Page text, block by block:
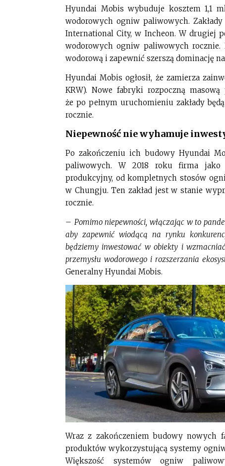
Hyundai Mobis wybuduje kosztem 1,1
wodorowych ogniw paliwowych.
International City, w Incheon. W drugiej
wodorowych ogniw paliwowych
wodorową i zapewnić szerszą dominację
Hyundai Mobis ogłosił, że zamierza
KRW). Nowe fabryki rozpoczną
że po pełnym uruchomieniu zakłady
rocznie.
Niepewność nie wyhamuje
Po zakończeniu ich budowy Hyundai
paliwowych. W 2018 roku firma jako
produkcyjny, od kompletnych stosów
w Chungju. Ten zakład jest w stanie
rocznie.
– Pomimo niepewności, włączając w to
aby zapewnić wiodącą na rynku
będziemy inwestować w obiekty i
przemysłu wodorowego i rozszerzania
Generalny Hyundai Mobis.
Wraz z zakończeniem budowy nowych
produktów wykorzystującą systemy
Większość systemów ogniw